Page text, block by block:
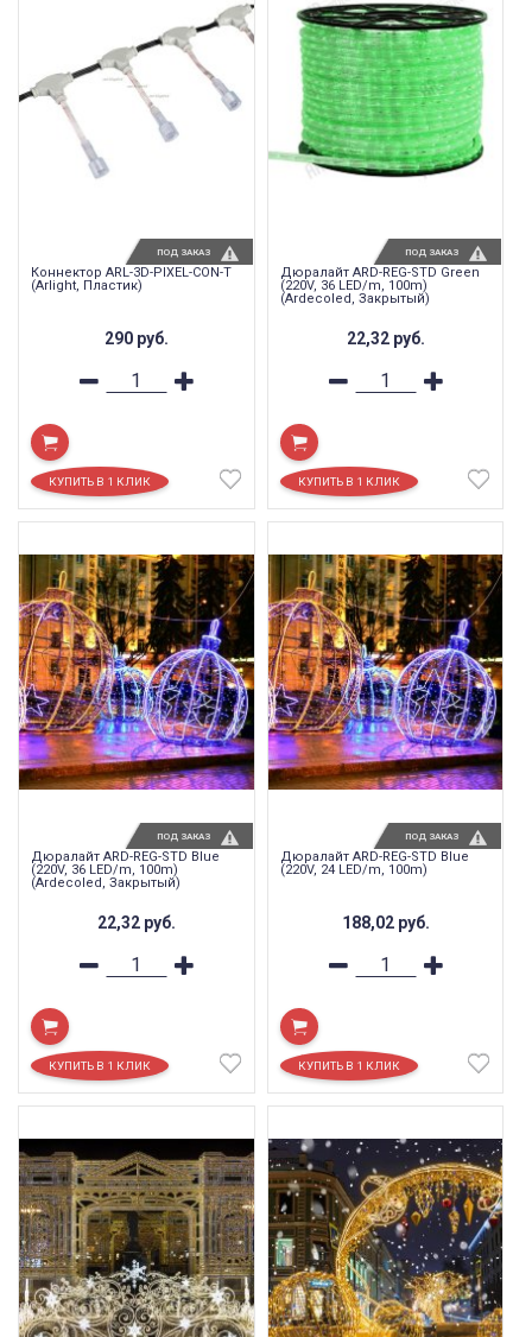
Коннектор ARL-3D-PIXEL-CON-T
(Arlight, Пластик)
290 руб.
ПОД ЗАКАЗ
Дюралайт ARD-REG-STD Green
(220V, 36 LED/m, 100m)
(Ardecoled, Закрытый)
22,32 руб.
ПОД ЗАКАЗ
Дюралайт ARD-REG-STD Blue
(220V, 36 LED/m, 100m)
(Ardecoled, Закрытый)
22,32 руб.
ПОД ЗАКАЗ
Дюралайт ARD-REG-STD Blue
(220V, 24 LED/m, 100m)
188,02 руб.
ПОД ЗАКАЗ